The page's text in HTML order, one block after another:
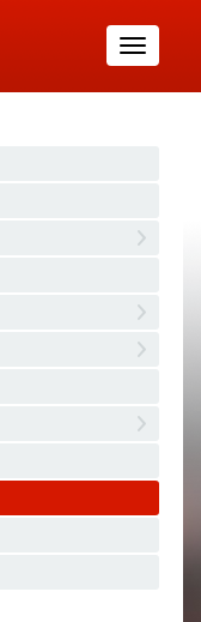
Toggle
navigation